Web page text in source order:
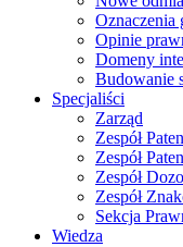
Oznaczenia
Opinie
Domeny
Budowanie
Specjaliści
Zarząd
Zespół
Zespół
Zespół
Zespół
Sekcja
Wiedza